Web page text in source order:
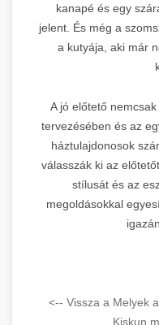
kanapé és egy
jelent. És még a
a kutyája, aki már
A jó előtető
tervezésében és az
háztulajdonosok
válasszák ki az
stílusát és az
megoldásokkal
<-- Vissza a Melyek
Kiskun